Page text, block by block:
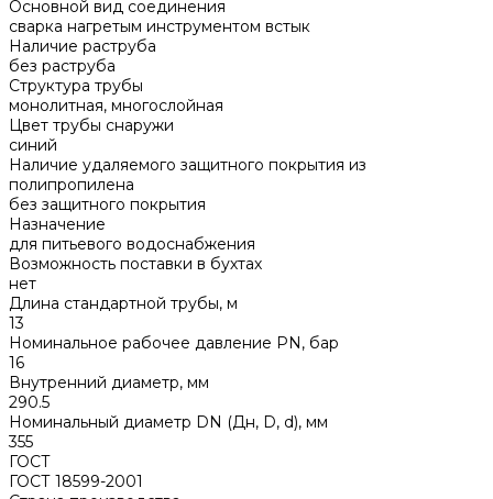
Основной вид соединения
сварка нагретым инструментом встык
Наличие раструба
без раструба
Структура трубы
монолитная, многослойная
Цвет трубы снаружи
синий
Наличие удаляемого защитного покрытия из
полипропилена
без защитного покрытия
Назначение
для питьевого водоснабжения
Возможность поставки в бухтах
нет
Длина стандартной трубы, м
13
Номинальное рабочее давление PN, бар
16
Внутренний диаметр, мм
290.5
Номинальный диаметр DN (Дн, D, d), мм
355
ГОСТ
ГОСТ 18599-2001